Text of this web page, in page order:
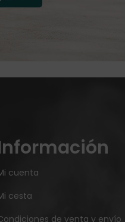
cuenta
cesta
de venta y envío